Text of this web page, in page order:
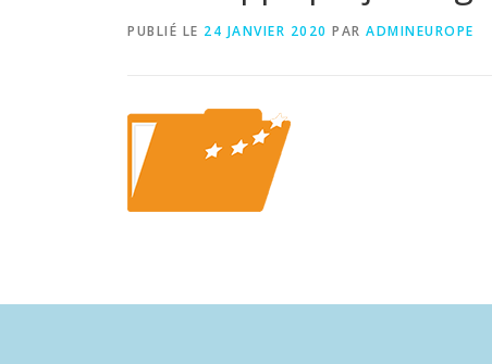
PUBLIÉ LE 24 JANVIER 2020 PAR ADMINEUROPE